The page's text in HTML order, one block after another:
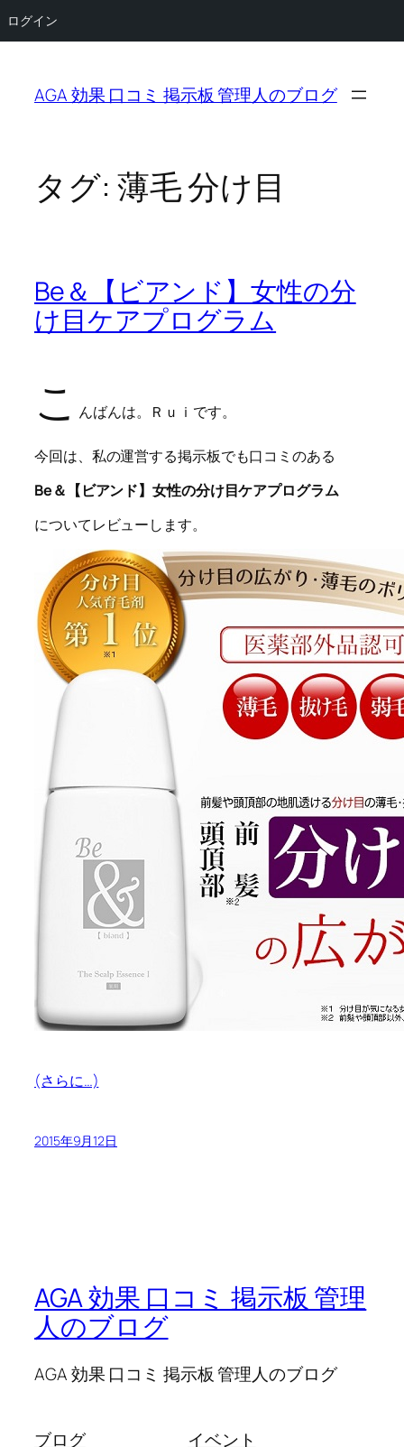
ログイン
AGA 効果 口コミ 掲示板 管理人のブログ
タグ: 薄毛 分け目
Be＆【ビアンド】女性の分
け目ケアプログラム
こ んばんは。Ｒｕｉです。
今回は、私の運営する掲示板でも口コミのある
Be＆【ビアンド】女性の分け目ケアプログラム
についてレビューします。
(さらに…)
2015年9月12日
AGA 効果 口コミ 掲示板 管理
人のブログ
AGA 効果 口コミ 掲示板 管理人のブログ
ブログ
イベント